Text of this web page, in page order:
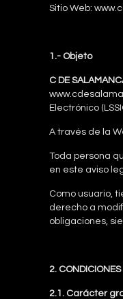
Sitio Web:
1.- Objeto
C DE
Electrónico
A través de la
Toda persona
en este aviso
Como usuario,
derecho a
obligaciones,
2.
2.1. Carácter